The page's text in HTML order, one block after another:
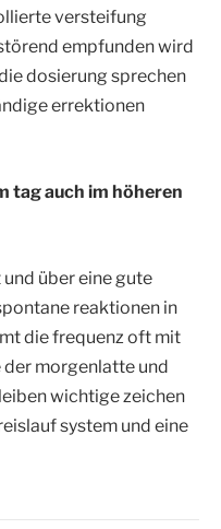
versteifung
empfunden wird
dosierung sprechen
errektionen
tag auch im höheren
und über eine gute
reaktionen in
die frequenz oft mit
morgenlatte und
wichtige zeichen
system und eine